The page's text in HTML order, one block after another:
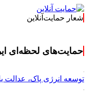
شعار حمایت‌آنلاین
حمایت‌های لحظه‌ای
توسعه انرژی پاک، عدالت